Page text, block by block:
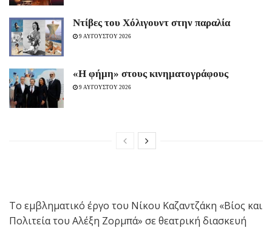
Ντίβες του Χόλιγουντ στην παραλία
9 ΑΥΓΟΥΣΤΟΥ 2026
«H φήμη» στους κινηματογράφους
9 ΑΥΓΟΥΣΤΟΥ 2026
Το εμβληματικό έργο του Νίκου Καζαντζάκη «Βίος και
Πολιτεία του Αλέξη Ζορμπά» σε θεατρική διασκευή